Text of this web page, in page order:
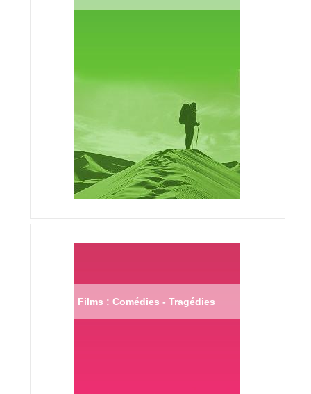
Films : Comédies - Tragédies